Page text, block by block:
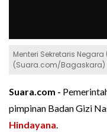
Menteri Sekretaris
(Suara.com/Bagaskara)
Suara.com -
pimpinan Badan Gizi
Hindayana.